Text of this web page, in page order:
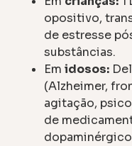
opositivo,
de estresse
substâncias.
Emidosos:
(Alzheimer,
agitação,
de